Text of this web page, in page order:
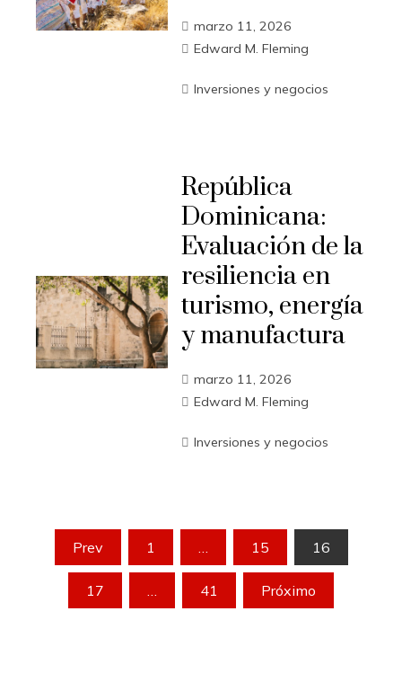
marzo 11, 2026
Edward M. Fleming
Inversiones y negocios
República
Dominicana:
Evaluación de la
resiliencia en
turismo, energía
y manufactura
marzo 11, 2026
Edward M. Fleming
Inversiones y negocios
Paginación
de
Prev 1 … 15 16
17 … 41 Próximo